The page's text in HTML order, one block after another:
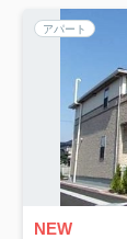
アパート
NEW